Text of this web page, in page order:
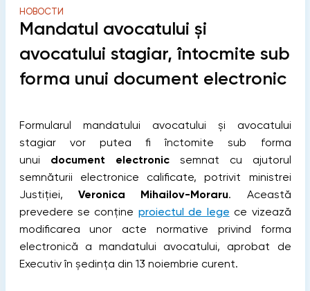
НОВОСТИ
Mandatul avocatului și
avocatului stagiar, întocmite sub
forma unui document electronic
Formularul mandatului avocatului și avocatului
stagiar vor putea fi înctomite sub forma
unui document electronicsemnat cu ajutorul
semnăturii electronice calificate, potrivit ministrei
Justiției, Veronica Mihailov-Moraru. Această
prevedere se conține proiectul de lege ce vizează
modificarea unor acte normative privind forma
electronică a mandatului avocatului, aprobat de
Executiv în ședința din 13 noiembrie curent.